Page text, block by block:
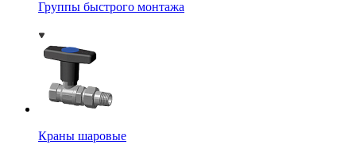
Группы быстрого монтажа
Краны шаровые